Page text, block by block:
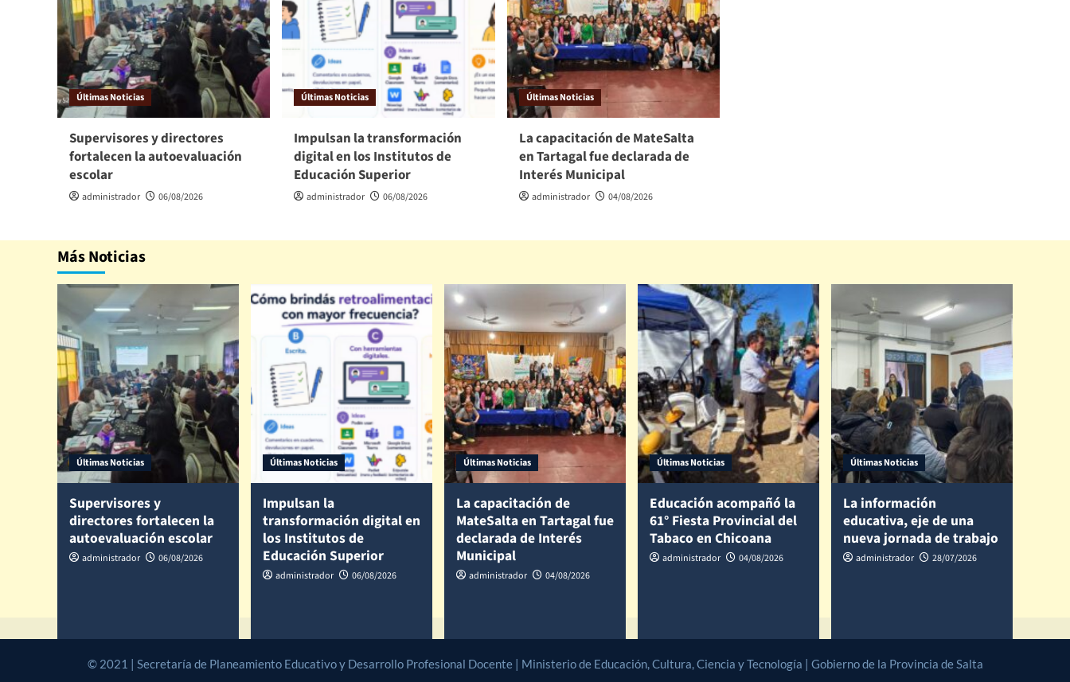
Últimas Noticias
Supervisores y directores
fortalecen la autoevaluación
escolar
administrador 06/08/2026
Últimas Noticias
Impulsan la transformación
digital en los Institutos de
Educación Superior
administrador 06/08/2026
Últimas Noticias
La capacitación de MateSalta
en Tartagal fue declarada de
Interés Municipal
administrador 04/08/2026
Más Noticias
Últimas Noticias
Supervisores y
directores fortalecen la
autoevaluación escolar
administrador 06/08/2026
Últimas Noticias
Impulsan la
transformación digital en
los Institutos de
Educación Superior
administrador 06/08/2026
Últimas Noticias
La capacitación de
MateSalta en Tartagal fue
declarada de Interés
Municipal
administrador 04/08/2026
Últimas Noticias
Educación acompañó la
61° Fiesta Provincial del
Tabaco en Chicoana
administrador 04/08/2026
Últimas Noticias
La información
educativa, eje de una
nueva jornada de trabajo
administrador 28/07/2026
© 2021 | Secretaría de Planeamiento Educativo y Desarrollo Profesional Docente | Ministerio de Educación, Cultura, Ciencia y Tecnología | Gobierno de la Provincia de Salta|